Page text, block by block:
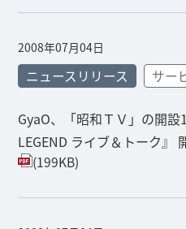
2008年07月04日
ニュースリリース サー
GyaO、「昭和ＴＶ」の開
LEGEND ライブ＆トーク』
(199KB)